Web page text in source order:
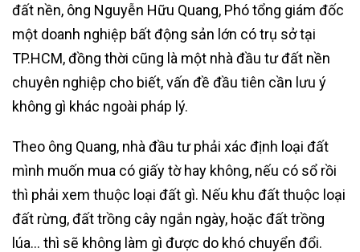
đất nền, ông Nguyễn Hữu Quang, Phó tổng giám đốc
một doanh nghiệp bất động sản lớn có trụ sở tại
TP.HCM, đồng thời cũng là một nhà đầu tư đất nền
chuyên nghiệp cho biết, vấn đề đầu tiên cần lưu ý
không gì khác ngoài pháp lý.
Theo ông Quang, nhà đầu tư phải xác định loại đất
mình muốn mua có giấy tờ hay không, nếu có sổ rồi
thì phải xem thuộc loại đất gì. Nếu khu đất thuộc loại
đất rừng, đất trồng cây ngắn ngày, hoặc đất trồng
lúa… thì sẽ không làm gì được do khó chuyển đổi.